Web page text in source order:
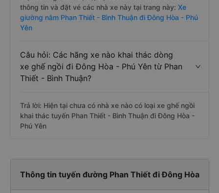
thông tin và đặt vé các nhà xe này tại trang này: Xe
giường nằm Phan Thiết - Bình Thuận đi Đông Hòa - Phú
Yên
Câu hỏi: Các hãng xe nào khai thác dòng
xe ghế ngồi đi Đông Hòa - Phú Yên từ Phan
Thiết - Bình Thuận?
Trả lời: Hiện tại chưa có nhà xe nào có loại xe ghế ngồi
khai thác tuyến Phan Thiết - Bình Thuận đi Đông Hòa -
Phú Yên
Thông tin tuyến đường Phan Thiết đi Đông Hòa